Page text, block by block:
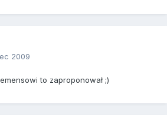
2009
to zaproponował ;)